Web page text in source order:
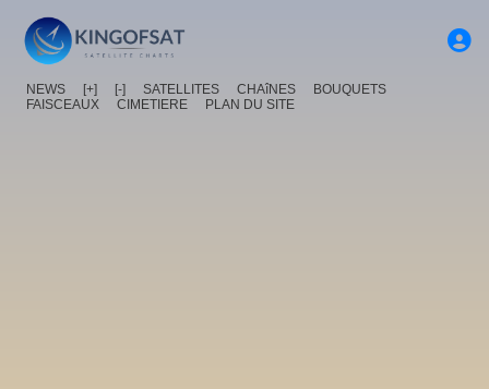
NEWS [+] [-] SATELLITES CHAîNES
BOUQUETS
FAISCEAUX
CIMETIERE PLAN DU SITE